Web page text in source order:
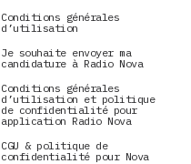
Conditions générales
d’utilisation
Je souhaite envoyer ma
candidature à Radio Nova
Conditions générales
d’utilisation et politique
de confidentialité pour
application Radio Nova
CGU & politique de
confidentialité pour Nova